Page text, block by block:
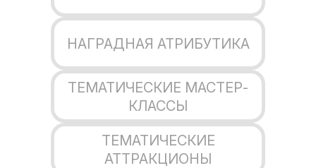
НАГРАДНАЯ АТРИБУТИКА
ТЕМАТИЧЕСКИЕ МАСТЕР-
КЛАССЫ
ТЕМАТИЧЕСКИЕ
АТТРАКЦИОНЫ